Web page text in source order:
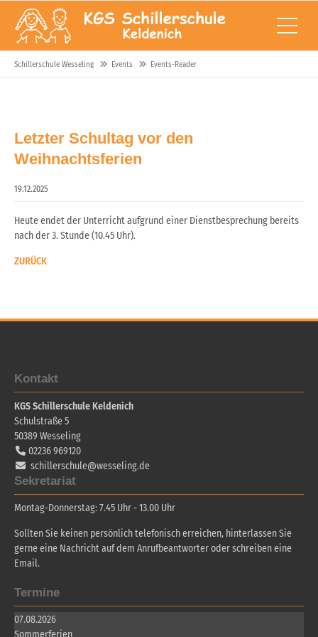
Schillerschule Wesseling Events Events-Reader
Letzter Schultag vor den
Weihnachtsferien
19.12.2025
Heute endet der Unterricht aufgrund einer Dienstbesprechung bereits
nach der 3. Stunde (10.45 Uhr).
ZURÜCK
Kontakt
KGS Schillerschule Keldenich
Schulstraße 5
50389 Wesseling
02236 969120
schillerschule@wesseling.de
Sekretariat
Montag-Donnerstag: 7.45 Uhr - 13.00 Uhr
Sollten Sie keinen persönlich telefonisch erreichen, hinterlassen Sie
gerne eine Nachricht auf dem Anrufbeantworter oder schreiben eine
Email.
Termine
07.08.2026